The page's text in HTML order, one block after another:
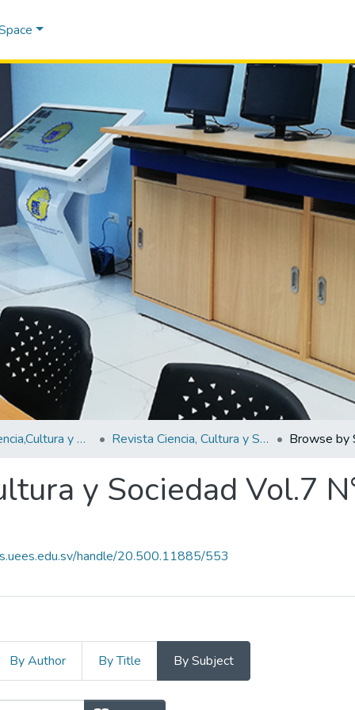
Revistas Ciencia,Cultura y Sociedad Revista Ciencia, Cultura y Sociedad Vol.7 N°2 Browse by
y Sociedad Vol.7
handle/20.500.11885/553
By Author By Title By Subject